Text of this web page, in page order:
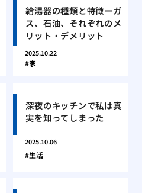
給湯器の種類と特徴ーガ
ス、石油、それぞれのメ
リット・デメリット
2025.10.22
家
深夜のキッチンで私は真
実を知ってしまった
2025.10.06
生活